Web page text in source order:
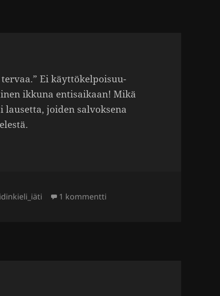
Ei käyt­tö­kel­poi­suu­
ikkuna enti­sai­kaan! Mikä
joiden salvok­sena
1 kommentti